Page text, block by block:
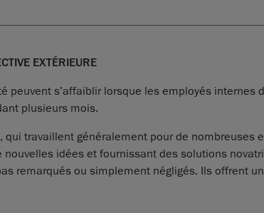
EXTÉRIEURE
peuvent s’affaiblir lorsque les employés
plusieurs mois.
qui travaillent généralement pour de
nouvelles idées et fournissant des solutions
remarqués ou simplement négligés. Ils offrent